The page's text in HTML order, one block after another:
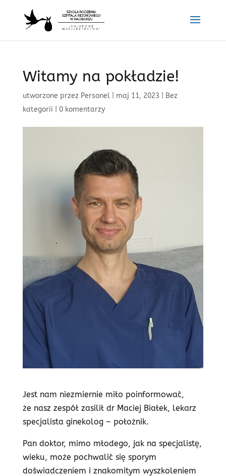
Witamy na pokładzie!
utworzone przez Personel| maj 11, 2023
Bez
kategorii
0 komentarzy
Jest nam niezmiernie miło poinformować,
że nasz zespół zasilił dr Maciej Białek, lekarz
specjalista ginekolog – położnik.
Pan doktor, mimo młodego, jak na specjalistę,
wieku, może pochwalić się sporym
doświadczeniem i znakomitym wyszkoleniem